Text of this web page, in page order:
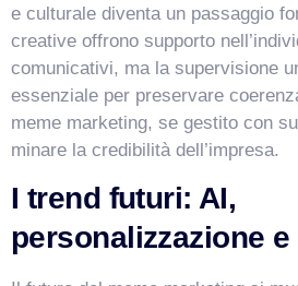
e culturale diventa un passaggio
creative offrono supporto
comunicativi, ma la supervisione
essenziale per preservare
meme marketing, se gestito con
minare la credibilità dell’impresa.
I trend futuri: AI,
personalizzazione